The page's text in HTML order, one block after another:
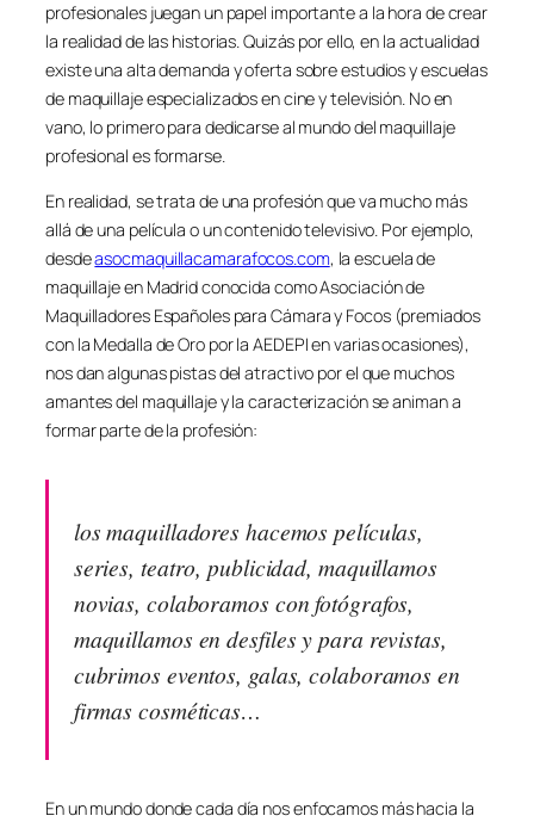
profesionales juegan un papel importante a la hora de crear
la realidad de las historias. Quizás por ello, en la actualidad
existe una alta demanda y oferta sobre estudios y escuelas
de maquillaje especializados en cine y televisión. No en
vano, lo primero para dedicarse al mundo del maquillaje
profesional es formarse.
En realidad, se trata de una profesión que va mucho más
allá de una película o un contenido televisivo. Por ejemplo,
desdeasocmaquillacamarafocos.com, la escuela de
maquillaje en Madrid conocida como Asociación de
Maquilladores Españoles para Cámara y Focos (premiados
con la Medalla de Oro por la AEDEPI en varias ocasiones),
nos dan algunas pistas del atractivo por el que muchos
amantes del maquillaje y la caracterización se animan a
formar parte de la profesión:
los maquilladores hacemos películas,
series, teatro, publicidad, maquillamos
novias, colaboramos con fotógrafos,
maquillamos en desfiles y para revistas,
cubrimos eventos, galas, colaboramos en
firmas cosméticas…
En un mundo donde cada día nos enfocamos más hacia la